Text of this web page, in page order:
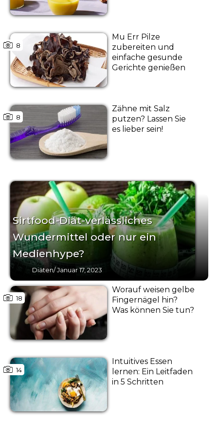
8
Mu Err Pilze
zubereiten und
einfache gesunde
Gerichte genießen
8
Zähne mit Salz
putzen? Lassen Sie
es lieber sein!
Sirtfood-Diät-verlässliches
Wundermittel oder nur ein
Medienhype?
Diäten/Januar 17, 2023
18
Worauf weisen gelbe
Fingernägel hin?
Was können Sie tun?
14
Intuitives Essen
lernen: Ein Leitfaden
in 5 Schritten